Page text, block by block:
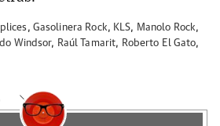
, Gasolinera Rock, KLS, Manolo Rock,
Windsor, Raúl Tamarit, Roberto El Gato,